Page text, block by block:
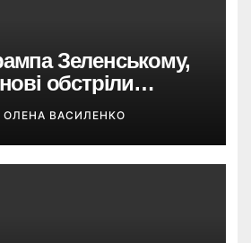
Зеленському,
обстріли
пішло не так?
ОЛЕНА ВАСИЛЕНКО